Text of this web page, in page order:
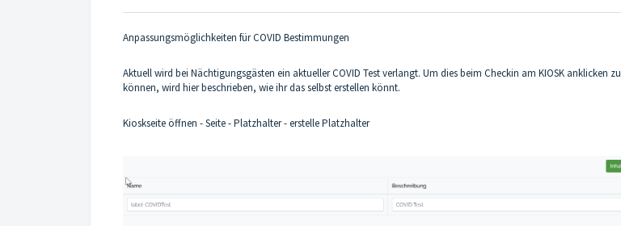
Anpassungsmöglichkeiten für COVID Bestimmungen
Aktuell wird bei Nächtigungsgästen ein aktueller COVID Test verlangt. Um dies beim Checkin am KIOSK anklicken zu
können, wird hier beschrieben, wie ihr das selbst erstellen könnt.
Kioskseite öffnen - Seite - Platzhalter - erstelle Platzhalter